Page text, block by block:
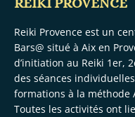
Reiki Provence est un
Bars@ situé à Aix en
d’initiation au Reiki 1er,
des séances individuelles
formations à la méthode
Toutes les activités ont